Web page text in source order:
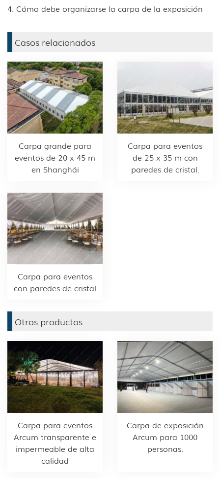
4. Cómo debe organizarse la carpa de la exposición
Casos relacionados
Carpa grande para
eventos de 20 x 45 m
en Shanghái
Carpa para eventos
de 25 x 35 m con
paredes de cristal.
Carpa para eventos
con paredes de cristal
Otros productos
Carpa para eventos
Arcum transparente e
impermeable de alta
calidad
Carpa de exposición
Arcum para 1000
personas.